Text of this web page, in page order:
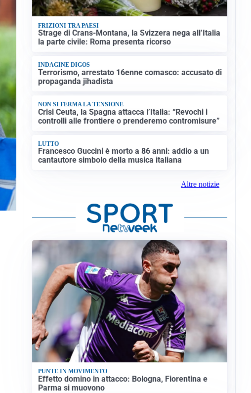
FRIZIONI TRA PAESI
Strage di Crans-Montana, la Svizzera nega all’Italia
la parte civile: Roma presenta ricorso
INDAGINE DIGOS
Terrorismo, arrestato 16enne comasco: accusato di
propaganda jihadista
NON SI FERMA LA TENSIONE
Crisi Ceuta, la Spagna attacca l’Italia: “Revochi i
controlli alle frontiere o prenderemo contromisure”
LUTTO
Francesco Guccini è morto a 86 anni: addio a un
cantautore simbolo della musica italiana
Altre notizie
PUNTE IN MOVIMENTO
Effetto domino in attacco: Bologna, Fiorentina e
Parma si muovono